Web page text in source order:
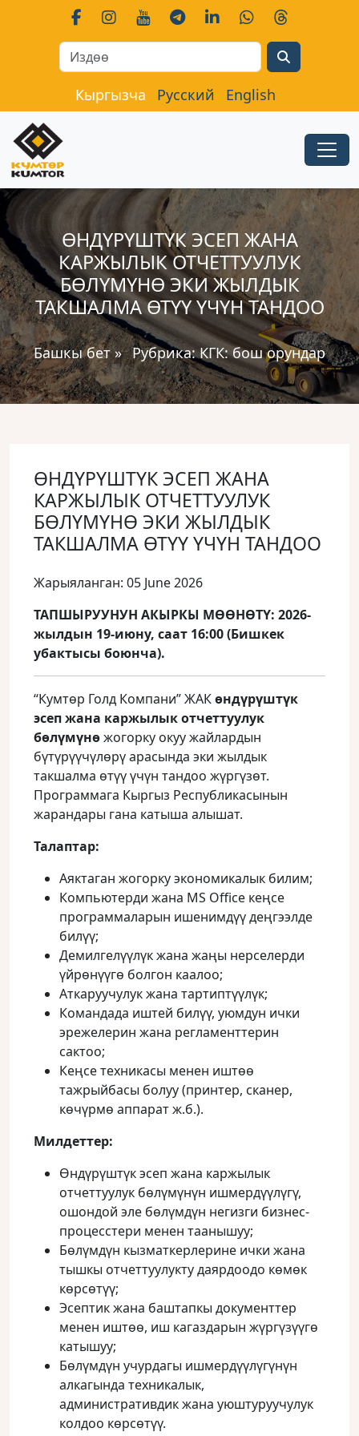
Кыргызча Русский English
ӨНДҮРҮШТҮК ЭСЕП ЖАНА
КАРЖЫЛЫК ОТЧЕТТУУЛУК
БӨЛҮМҮНӨ ЭКИ ЖЫЛДЫК
ТАКШАЛМА ӨТҮҮ ҮЧҮН ТАНДОО
Башкы бет» Рубрика:КГК: бош орундар
ӨНДҮРҮШТҮК ЭСЕП ЖАНА
КАРЖЫЛЫК ОТЧЕТТУУЛУК
БӨЛҮМҮНӨ ЭКИ ЖЫЛДЫК
ТАКШАЛМА ӨТҮҮ ҮЧҮН ТАНДОО
Жарыяланган: 05 June 2026
ТАПШЫРУУНУН АКЫРКЫ МӨӨНӨТҮ: 2026-
жылдын 19-июну, саат 16:00 (Бишкек
убактысы боюнча).
“Кумтөр Голд Компани” ЖАКөндүрүштүк
эсеп жана каржылык отчеттуулук
бөлүмүнөжогорку окуу жайлардын
бүтүрүүчүлөрү арасында эки жылдык
такшалма өтүү үчүн тандоо жүргүзөт.
Программага Кыргыз Республикасынын
жарандары гана катыша алышат.
Талаптар:
Аяктаган жогорку экономикалык билим;
Компьютерди жана MS Office кеңсе
программаларын ишенимдүү деңгээлде
билүү;
Демилгелүүлүк жана жаңы нерселерди
үйрөнүүгө болгон каалоо;
Аткаруучулук жана тартиптүүлүк;
Командада иштей билүү, уюмдун ички
эрежелерин жана регламенттерин
сактоо;
Кеңсе техникасы менен иштөө
тажрыйбасы болуу (принтер, сканер,
көчүрмө аппарат ж.б.).
Милдеттер:
Өндүрүштүк эсеп жана каржылык
отчеттуулук бөлүмүнүн ишмердүүлүгү,
ошондой эле бөлүмдүн негизги бизнес-
процесстери менен таанышуу;
Бөлүмдүн кызматкерлерине ички жана
тышкы отчеттуулукту даярдоодо көмөк
көрсөтүү;
Эсептик жана баштапкы документтер
менен иштөө, иш кагаздарын жүргүзүүгө
катышуу;
Бөлүмдүн учурдагы ишмердүүлүгүнүн
алкагында техникалык,
административдик жана уюштуруучулук
колдоо көрсөтүү.